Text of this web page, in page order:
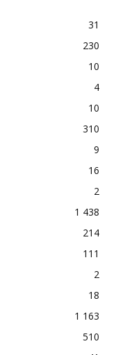
31
230
10
4
10
310
9
16
2
1 438
214
111
2
18
1 163
510